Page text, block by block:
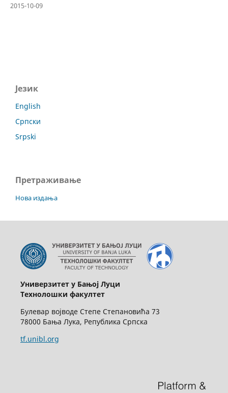
2015-10-09
Језик
English
Српски
Srpski
Претраживање
Нова издања
Универзитет у Бањој Луци
Технолошки факултет
Булевар војводе Степе Степановића 73
78000 Бања Лука, Република Српска
tf.unibl.org